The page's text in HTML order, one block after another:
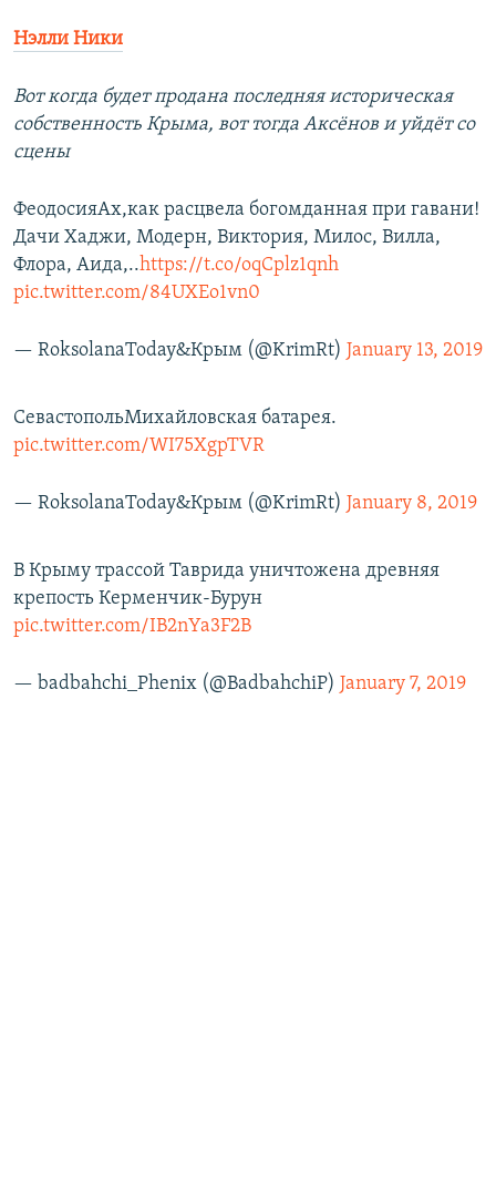
Нэлли Ники
Вот когда будет продана последняя историческая
собственность Крыма, вот тогда Аксёнов и уйдёт со
сцены
ФеодосияАх,как расцвела богомданная при гавани!
Дачи Хаджи, Модерн, Виктория, Милос, Вилла,
Флора, Аида,..https://t.co/oqCplz1qnh
pic.twitter.com/84UXEo1vn0
— RoksolanaToday&Крым (@KrimRt) January 13, 2019
СевастопольМихайловская батарея.
pic.twitter.com/WI75XgpTVR
— RoksolanaToday&Крым (@KrimRt) January 8, 2019
В Крыму трассой Таврида уничтожена древняя
крепость Керменчик-Бурун
pic.twitter.com/IB2nYa3F2B
— badbahchi_Phenix (@BadbahchiP) January 7, 2019